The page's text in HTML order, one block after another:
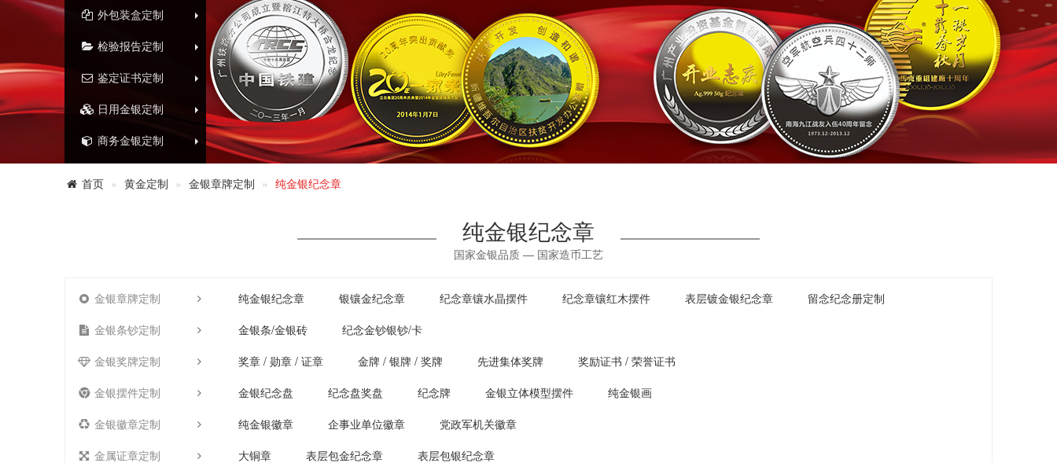
外包装盒定制
检验报告定制
鉴定证书定制
日用金银定制
商务金银定制
首页 黄金定制 金银章牌定制 纯金银纪念章
纯金银纪念章
国家金银品质 — 国家造币工艺
金银章牌定制 纯金银纪念章 银镶金纪念章 纪念章镶水晶摆件 纪念章镶红木摆件 表层镀金银纪念章
留念纪念册定制
金银条钞定制
金银条/金银砖
纪念金钞银钞/卡
金银奖牌定制
奖章 / 勋章 / 证章 金牌 / 银牌 / 奖牌 先进集体奖牌
奖励证书 / 荣誉证书
金银摆件定制
金银纪念盘 纪念盘奖盘 纪念牌 金银立体模型摆件
纯金银画
金银徽章定制
纯金银徽章 企事业单位徽章
党政军机关徽章
金属证章定制
大铜章 表层包金纪念章
表层包银纪念章